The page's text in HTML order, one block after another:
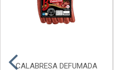
CALABRESA DEFUMADA